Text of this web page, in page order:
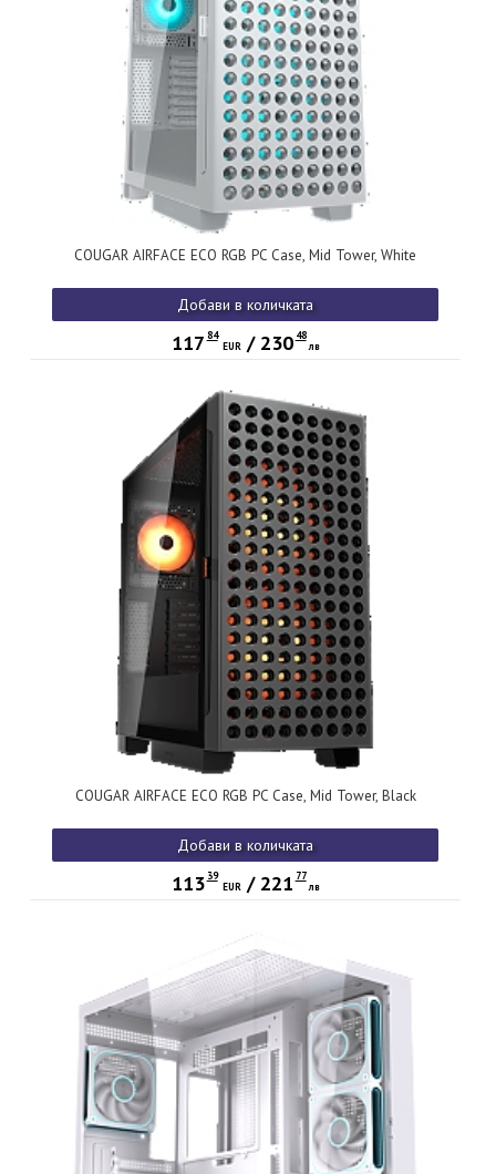
COUGAR AIRFACE ECO RGB PC Case, Mid Tower, White
Добави в количката
117 84
EUR/ 230 48
лв
COUGAR AIRFACE ECO RGB PC Case, Mid Tower, Black
Добави в количката
113 39
EUR/ 221 77
лв